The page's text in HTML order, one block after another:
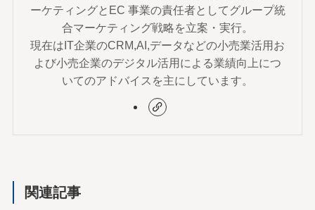
ーケティングとEC 事業の責任者としてグループ統
合マーケティング戦略を立案・実行。
現在はIT企業のCRM,AI,データなどの小売業活用お
よび小売企業のデジタル活用による業績向上につ
いてのアドバイスを主にしています。
関連記事